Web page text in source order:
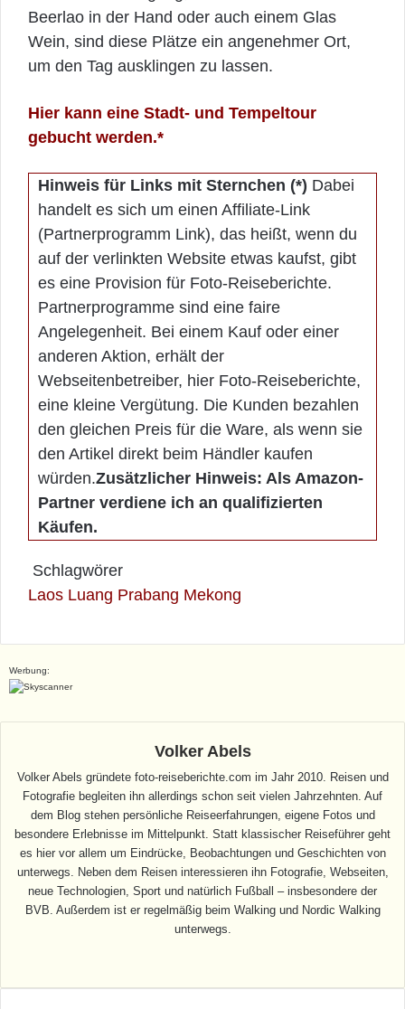
Beerlao in der Hand oder auch einem Glas
Wein, sind diese Plätze ein angenehmer Ort,
um den Tag ausklingen zu lassen.
Hier kann eine Stadt- und Tempeltour
gebucht werden.*
Hinweis für Links mit Sternchen (*) Dabei
handelt es sich um einen Affiliate-Link
(Partnerprogramm Link), das heißt, wenn du
auf der verlinkten Website etwas kaufst, gibt
es eine Provision für Foto-Reiseberichte.
Partnerprogramme sind eine faire
Angelegenheit. Bei einem Kauf oder einer
anderen Aktion, erhält der
Webseitenbetreiber, hier Foto-Reiseberichte,
eine kleine Vergütung. Die Kunden bezahlen
den gleichen Preis für die Ware, als wenn sie
den Artikel direkt beim Händler kaufen
würden.Zusätzlicher Hinweis: Als Amazon-
Partner verdiene ich an qualifizierten
Käufen.
Schlagwörer
Laos Luang Prabang Mekong
Werbung:
Volker Abels
Volker Abels gründete foto-reiseberichte.com im Jahr 2010. Reisen und
Fotografie begleiten ihn allerdings schon seit vielen Jahrzehnten. Auf
dem Blog stehen persönliche Reiseerfahrungen, eigene Fotos und
besondere Erlebnisse im Mittelpunkt. Statt klassischer Reiseführer geht
es hier vor allem um Eindrücke, Beobachtungen und Geschichten von
unterwegs. Neben dem Reisen interessieren ihn Fotografie, Webseiten,
neue Technologien, Sport und natürlich Fußball – insbesondere der
BVB. Außerdem ist er regelmäßig beim Walking und Nordic Walking
unterwegs.